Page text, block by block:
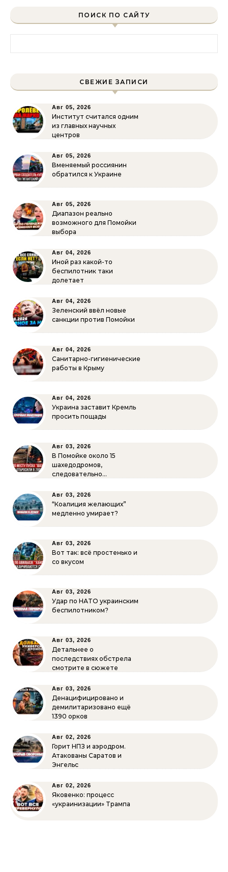
ПОИСК ПО САЙТУ
СВЕЖИЕ ЗАПИСИ
Авг 05, 2026
Институт считался одним
из главных научных
центров
Авг 05, 2026
Вменяемый россиянин
обратился к Украине
Авг 05, 2026
Диапазон реально
возможного для Помойки
выбора
Авг 04, 2026
Иной раз какой-то
беспилотник таки
долетает
Авг 04, 2026
Зеленский ввёл новые
санкции против Помойки
Авг 04, 2026
Санитарно-гигиенические
работы в Крыму
Авг 04, 2026
Украина заставит Кремль
просить пощады
Авг 03, 2026
В Помойке около 15
шахедодромов,
следовательно…
Авг 03, 2026
“Коалиция желающих”
медленно умирает?
Авг 03, 2026
Вот так: всё простенько и
со вкусом
Авг 03, 2026
Удар по НАТО украинским
беспилотником?
Авг 03, 2026
Детальнее о
последствиях обстрела
смотрите в сюжете
Авг 03, 2026
Денацифицировано и
демилитаризовано ещё
1390 орков
Авг 02, 2026
Горит НПЗ и аэродром.
Атакованы Саратов и
Энгельс
Авг 02, 2026
Яковенко: процесс
«украинизации» Трампа